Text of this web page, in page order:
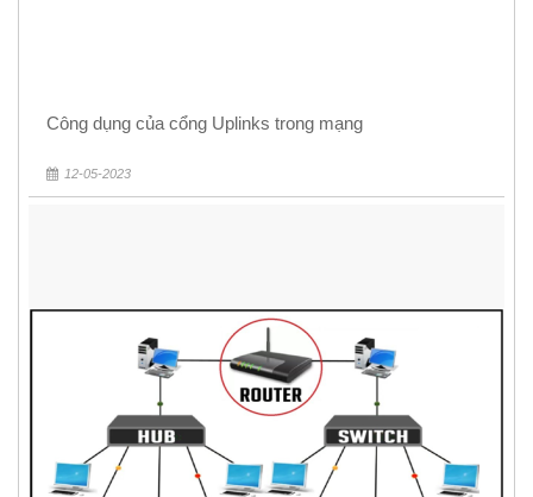
Công dụng của cổng Uplinks trong mạng
12-05-2023